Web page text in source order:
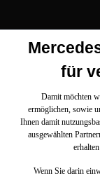
für
Damit möchten
ermöglichen, sowie
Ihnen damit
ausgewählten
Wenn Sie darin